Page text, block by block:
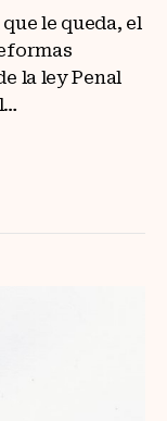
le queda, el
la ley Penal